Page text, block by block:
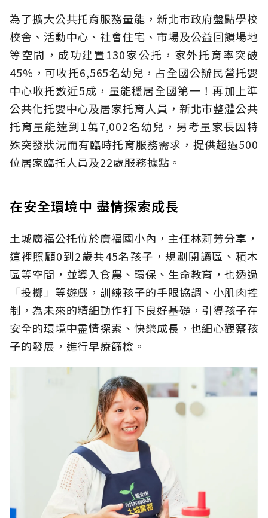
為了擴大公共托育服務量能，新北市政府盤點學校
校舍、活動中心、社會住宅、市場及公益回饋場地
等空間，成功建置130家公托，家外托育率突破
45%，可收托6,565名幼兒，占全國公辦民營托嬰
中心收托數近5成，量能穩居全國第一！再加上準
公共化托嬰中心及居家托育人員，新北市整體公共
托育量能達到1萬7,002名幼兒，另考量家長因特
殊突發狀況而有臨時托育服務需求，提供超過500
位居家臨托人員及22處服務據點。
在安全環境中 盡情探索成長
土城廣福公托位於廣福國小內，主任林莉芳分享，
這裡照顧0到2歲共45名孩子，規劃閱讀區、積木
區等空間，並導入食農、環保、生命教育，也透過
「投擲」等遊戲，訓練孩子的手眼協調、小肌肉控
制，為未來的精細動作打下良好基礎，引導孩子在
安全的環境中盡情探索、快樂成長，也細心觀察孩
子的發展，進行早療篩檢。